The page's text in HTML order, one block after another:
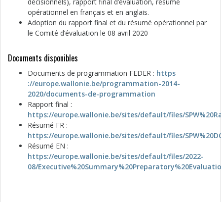
opérationnel en français et en anglais.
Adoption du rapport final et du résumé opérationnel par
le Comité d’évaluation le 08 avril 2020
Documents disponibles
Documents de programmation FEDER : https
://europe.wallonie.be/programmation-2014-
2020/documents-de-programmation
Rapport final :
https://europe.wallonie.be/sites/default/files/
Résumé FR :
https://europe.wallonie.be/sites/default/files/
Résumé EN :
https://europe.wallonie.be/sites/default/files/2022-
08/